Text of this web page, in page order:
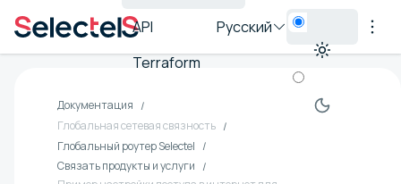
API
Terraform
Русский
Документация
Глобальная сетевая связность
Глобальный роутер Selectel
Связать продукты и услуги